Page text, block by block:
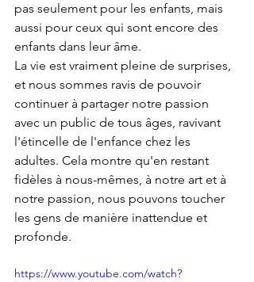
pas seulement pour les enfants, mais
aussi pour ceux qui sont encore des
enfants dans leur âme.
La vie est vraiment pleine de surprises,
et nous sommes ravis de pouvoir
continuer à partager notre passion
avec un public de tous âges, ravivant
l'étincelle de l'enfance chez les
adultes. Cela montre qu'en restant
fidèles à nous-mêmes, à notre art et à
notre passion, nous pouvons toucher
les gens de manière inattendue et
profonde.
https://www.youtube.com/watch?